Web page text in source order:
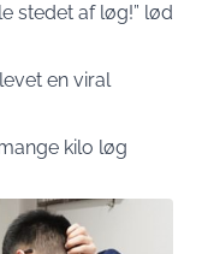
stedet af løg!” lød
en viral
kilo løg